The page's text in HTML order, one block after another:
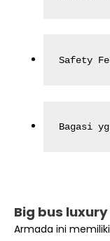
Safety
Bagasi
Big bus
Armada ini